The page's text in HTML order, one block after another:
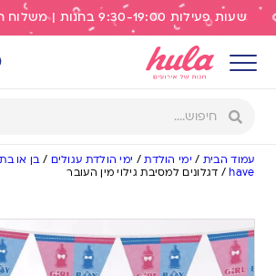
שעות פעילות 9:30-19:00 בחנות | משלוח חינם מעל 299 ש"ח
עמוד הבית / ימי הולדת/ ימי הולדת עגולים /בן או
have
/ דגלונים למסיבת גילוי מין העובר